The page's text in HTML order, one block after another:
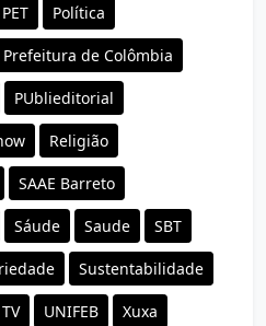
PET Política
Prefeitura de Colômbia
PUblieditorial
Religião
SAAE Barreto
Sáude Saude SBT
Sustentabilidade
TV UNIFEB Xuxa